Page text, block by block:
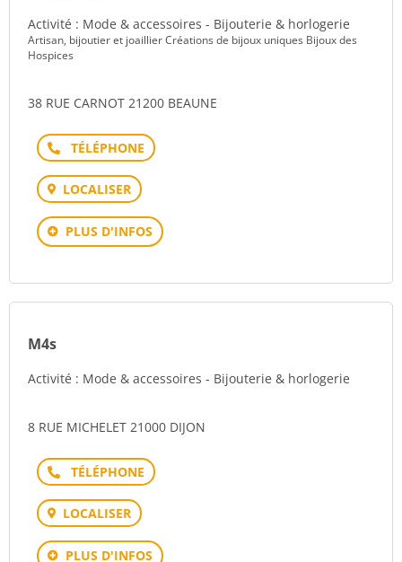
Activité : Mode & accessoires - Bijouterie & horlogerie
Artisan, bijoutier et joaillier Créations de bijoux uniques Bijoux des
Hospices
38 RUE CARNOT 21200 BEAUNE
Téléphone
LOCALISER
PLUS D'INFOS
M4s
Activité : Mode & accessoires - Bijouterie & horlogerie
8 RUE MICHELET 21000 DIJON
Téléphone
LOCALISER
PLUS D'INFOS